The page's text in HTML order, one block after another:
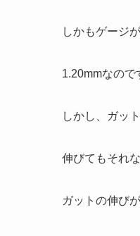
しかもゲージ
1.20mmなので
しかし、ガッ
伸びてもそれ
ガットの伸び